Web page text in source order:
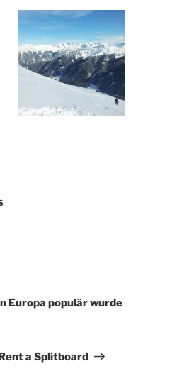
Europa populär wurde
a Splitboard